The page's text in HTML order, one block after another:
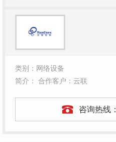
类别：网络设备
简介： 合作客户：云联
咨询热线：